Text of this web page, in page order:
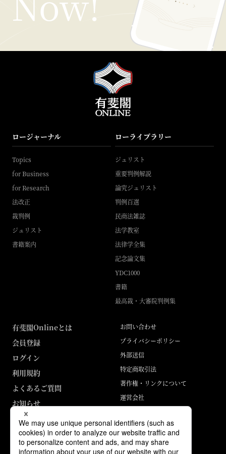
ロージャーナル
Topics
for Business
for Research
法改正
裁判例
ジュリスト
書籍案内
ローライブラリー
ジュリスト
重要判例解説
論究ジュリスト
判例百選
民商法雑誌
法学教室
法律学全集
記念論文集
YDC1000
書籍
最高裁・大審院判例集
有斐閣Onlineとは
会員登録
ログイン
利用規約
よくあるご質問
お知らせ
お問い合わせ
プライバシーポリシー
外部送信
特定商取引法
著作権・リンクについて
運営会社